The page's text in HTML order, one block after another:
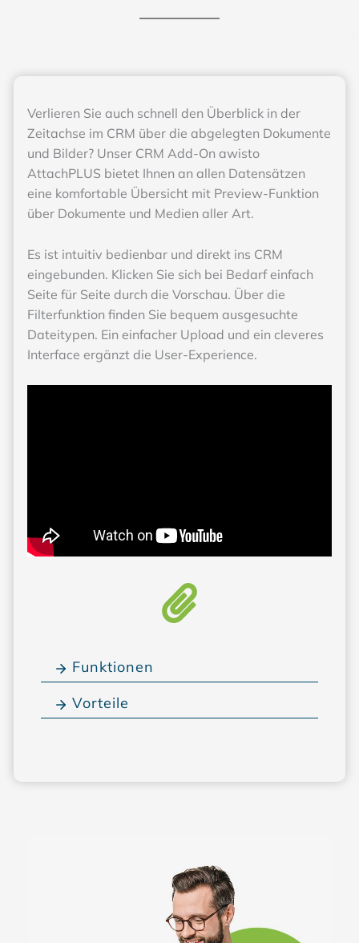
Verlieren Sie auch schnell den Überblick in der
Zeitachse im CRM über die abgelegten Dokumente
und Bilder? Unser CRM Add-On awisto
AttachPLUS bietet Ihnen an allen Datensätzen
eine komfortable Übersicht mit Preview-Funktion
über Dokumente und Medien aller Art.
Es ist intuitiv bedienbar und direkt ins CRM
eingebunden. Klicken Sie sich bei Bedarf einfach
Seite für Seite durch die Vorschau. Über die
Filterfunktion finden Sie bequem ausgesuchte
Dateitypen. Ein einfacher Upload und ein cleveres
Interface ergänzt die User-Experience.
Funktionen
Vorteile